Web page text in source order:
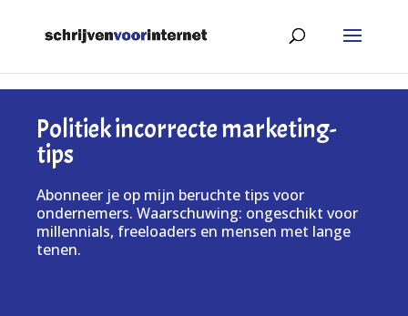
Politiek incorrecte marketing-
tips
Abonneer je op mijn beruchte tips voor
ondernemers. Waarschuwing: ongeschikt voor
millennials, freeloaders en mensen met lange
tenen.